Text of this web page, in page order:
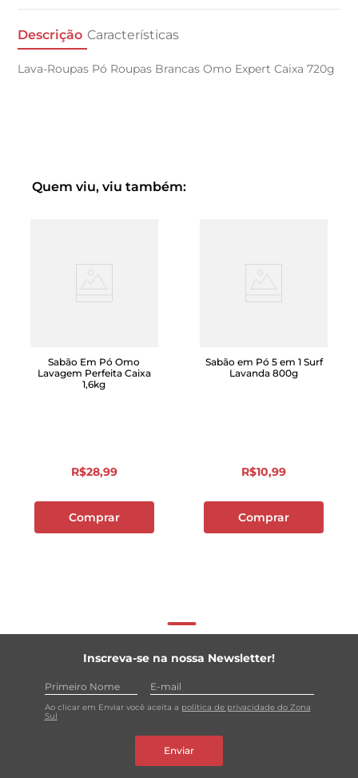
Descrição Características
Lava-Roupas Pó Roupas Brancas Omo Expert Caixa 720g
Quem viu, viu também:
Sabão Em Pó Omo
Lavagem Perfeita Caixa
1,6kg
R$28,99
Comprar
Sabão em Pó 5 em 1 Surf
Lavanda 800g
R$10,99
Comprar
Inscreva-se na nossa Newsletter!
Ao clicar em Enviar você aceita a política de privacidade do Zona
Sul
Enviar